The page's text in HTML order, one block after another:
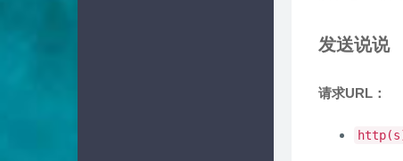
发送说说
请求URL：